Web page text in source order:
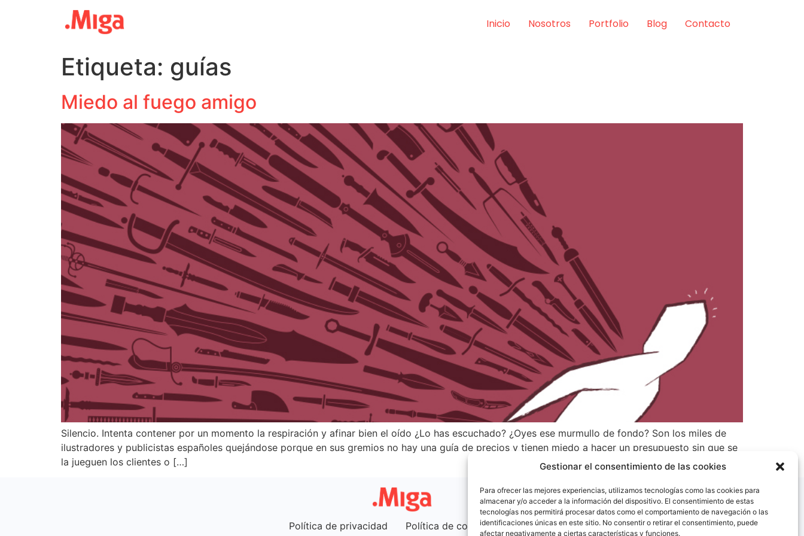
Gestionar el consentimiento de las cookies
Para ofrecer las mejores experiencias, utilizamos tecnologías como las cookies para
almacenar y/o acceder a la información del dispositivo. El consentimiento de estas
tecnologías nos permitirá procesar datos como el comportamiento de navegación o las
identificaciones únicas en este sitio. No consentir o retirar el consentimiento, puede
afectar negativamente a ciertas características y funciones.
Inicio Nosotros Portfolio Blog Contacto
Etiqueta: guías
Miedo al fuego amigo
Silencio. Intenta contener por un momento la respiración y afinar bien el oído ¿Lo has escuchado? ¿Oyes ese murmullo de fondo? Son los miles de
ilustradores y publicistas españoles quejándose porque en sus gremios no hay una guía de precios y tienen miedo a hacer un presupuesto sin que se
la jueguen los clientes o […]
Política de privacidad Política de cookies (UE)